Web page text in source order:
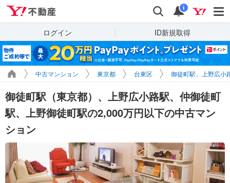
検索 通知
i
ログイン ID新規取得
中古マンション 東京都 台東区 御徒町駅、上野広小
御徒町駅（東京都）、上野広小路駅、仲御徒町
駅、上野御徒町駅の2,000万円以下の中古マン
ション